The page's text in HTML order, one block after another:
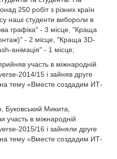
250 робіт з різних країн
наші студенти вибороли в
графіка" - 3 місце, "Краща
- 2 місце, "Краща 3D-
анімація" - 1 місце;
участь в міжнародній
2014/15 і зайняв друге
на тему «Вместе создадим ИТ-
Буковський Микита,
в міжнародній
2015/16 і зайняли друге
на тему «Вместе создадим ИТ-